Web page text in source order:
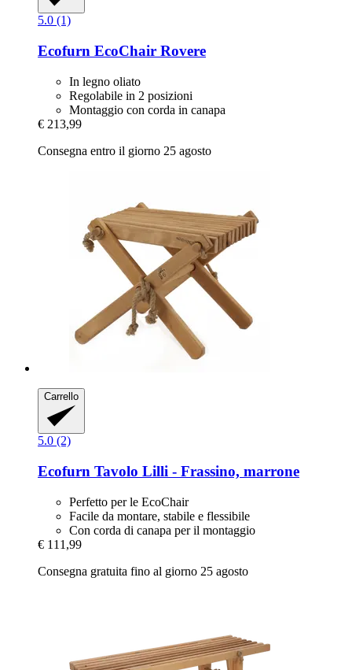
5.0 (1)
Ecofurn EcoChair Rovere
In legno oliato
Regolabile in 2 posizioni
Montaggio con corda in canapa
€ 213,99
Consegna entro il giorno 25 agosto
Carrello
5.0 (2)
Ecofurn Tavolo Lilli -​ Frassino, marrone
Perfetto per le EcoChair
Facile da montare, stabile e flessibile
Con corda di canapa per il montaggio
€ 111,99
Consegna gratuita fino al giorno 25 agosto